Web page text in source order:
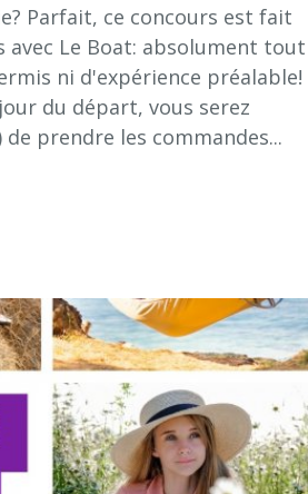
Parfait, ce concours est fait
avec Le Boat: absolument tout
ni d'expérience préalable!
du départ, vous serez
prendre les commandes...